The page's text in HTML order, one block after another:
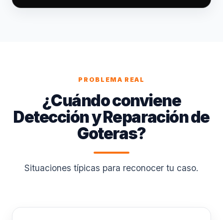
PROBLEMA REAL
¿Cuándo conviene
Detección y Reparación de
Goteras?
Situaciones típicas para reconocer tu caso.